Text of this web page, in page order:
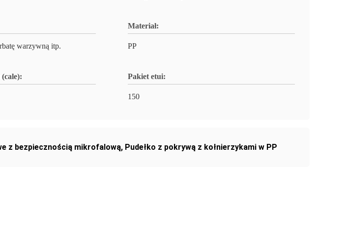
warzywną itp.
Materiał:
PP
Pakiet etui:
150
z bezpiecznością mikrofalową, Pudełko z pokrywą z kołnierzykami w PP